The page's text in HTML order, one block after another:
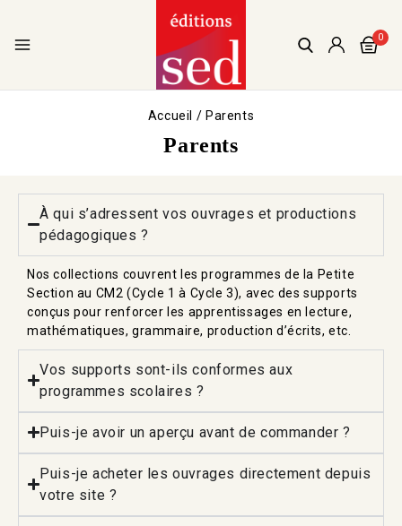
0
Accueil / Parents
Parents
À qui s’adressent vos ouvrages et productions
pédagogiques ?
Nos collections couvrent les programmes de la Petite
Section au CM2 (Cycle 1 à Cycle 3), avec des supports
conçus pour renforcer les apprentissages en lecture,
mathématiques, grammaire, production d’écrits, etc.
Vos supports sont-ils conformes aux
programmes scolaires ?
Puis-je avoir un aperçu avant de commander ?
Puis-je acheter les ouvrages directement depuis
votre site ?